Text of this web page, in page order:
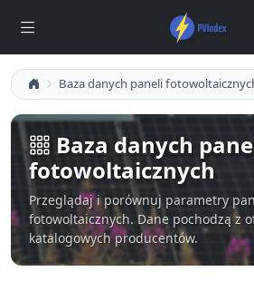
Baza danych paneli
Baza danych
fotowoltaicznych
Przeglądaj i porównuj parametry
fotowoltaicznych. Dane pochodzą z
katalogowych producentów.